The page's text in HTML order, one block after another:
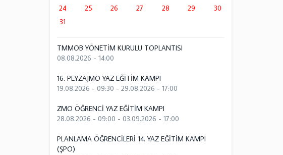
24
25 26 27 28 29
30
31
TMMOB YÖNETİM KURULU TOPLANTISI
08.08.2026 - 14:00
16. PEYZAJMO YAZ EĞİTİM KAMPI
19.08.2026 - 09:30 -29.08.2026 - 17:00
ZMO ÖĞRENCİ YAZ EĞİTİM KAMPI
28.08.2026 - 09:00 -03.09.2026 - 17:00
PLANLAMA ÖĞRENCİLERİ 14. YAZ EĞİTİM KAMPI
(ŞPO)